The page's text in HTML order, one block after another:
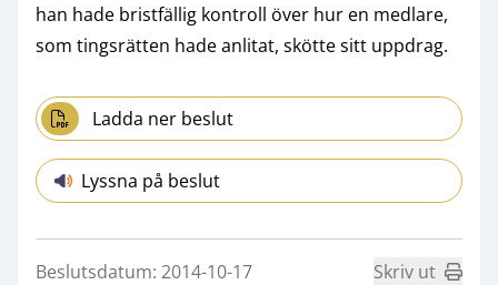
han hade bristfällig kontroll över hur en medlare,
som tingsrätten hade anlitat, skötte sitt uppdrag.
Ladda ner beslut
Lyssna på beslut
Beslutsdatum: 2014-10-17 Skriv ut